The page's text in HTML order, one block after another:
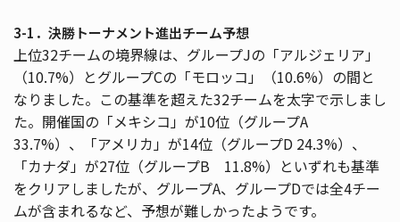
3-1．決勝トーナメント進出チーム予想
上位32チームの境界線は、グループJの「アルジェリア」
（10.7%）とグループCの「モロッコ」（10.6%）の間と
なりました。この基準を超えた32チームを太字で示しまし
た。開催国の「メキシコ」が10位（グループA
33.7%）、「アメリカ」が14位（グループD 24.3%）、
「カナダ」が27位（グループB 11.8%）といずれも基準
をクリアしましたが、グループA、グループDでは全4チー
ムが含まれるなど、予想が難しかったようです。